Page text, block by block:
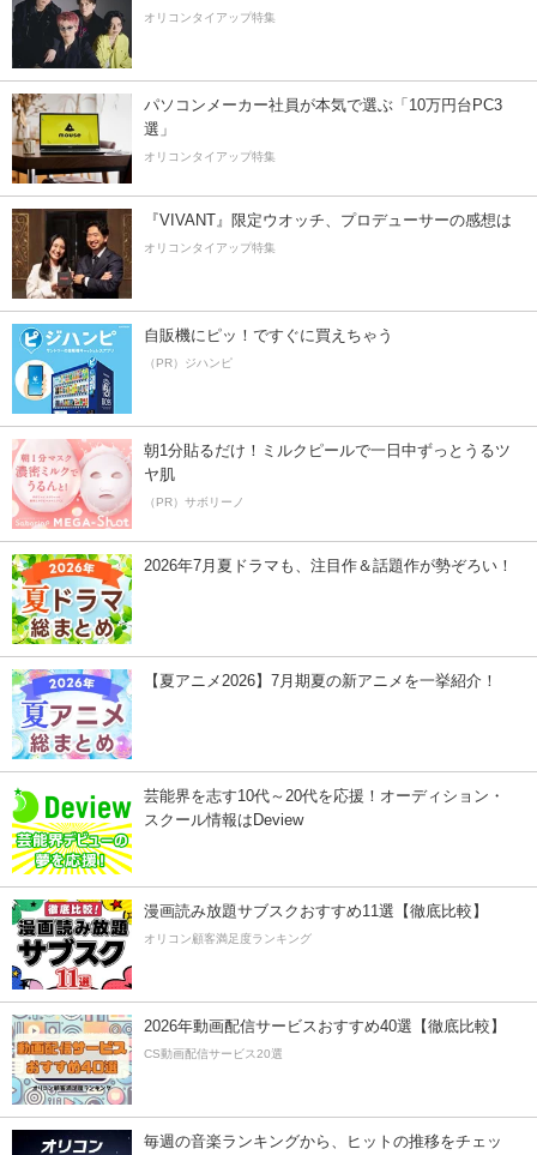
オリコンタイアップ特集
パソコンメーカー社員が本気で選ぶ「10万円台PC3
選」
オリコンタイアップ特集
『VIVANT』限定ウオッチ、プロデューサーの感想は
オリコンタイアップ特集
自販機にピッ！ですぐに買えちゃう
（PR）ジハンピ
朝1分貼るだけ！ミルクピールで一日中ずっとうるツ
ヤ肌
（PR）サボリーノ
2026年7月夏ドラマも、注目作＆話題作が勢ぞろい！
【夏アニメ2026】7月期夏の新アニメを一挙紹介！
芸能界を志す10代～20代を応援！オーディション・
スクール情報はDeview
漫画読み放題サブスクおすすめ11選【徹底比較】
オリコン顧客満足度ランキング
2026年動画配信サービスおすすめ40選【徹底比較】
CS動画配信サービス20選
毎週の音楽ランキングから、ヒットの推移をチェッ